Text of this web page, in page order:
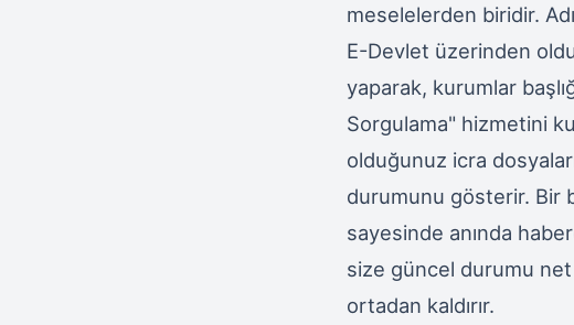
meselelerden biridir.
E-Devlet üzerinden
yaparak, kurumlar
Sorgulama" hizmetini
olduğunuz icra
durumunu gösterir. Bir
sayesinde anında
size güncel durumu
ortadan kaldırır.